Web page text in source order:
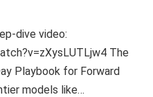
dive video:
The
Playbook for Forward
models like…